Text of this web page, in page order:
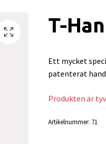
T-
Ett mycket
patenterat
Produkten är
Artikelnummer: 71